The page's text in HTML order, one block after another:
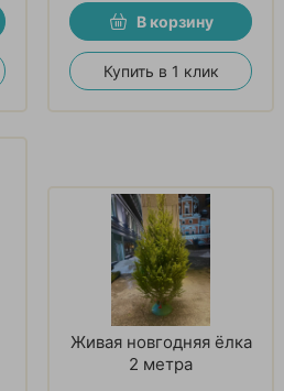
В корзину
Купить в 1 клик
Живая новгодняя ёлка
2 метра